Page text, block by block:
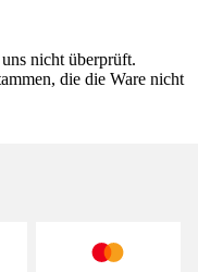
nicht überprüft.
die die Ware nicht